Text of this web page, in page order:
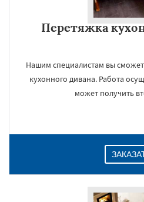
Перетяжка
Нашим специалистам вы
кухонного дивана. Работа
может получить